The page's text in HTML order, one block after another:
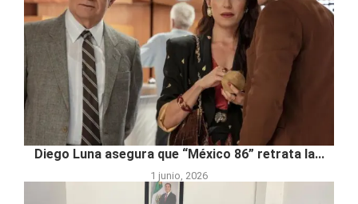
Diego Luna asegura que “México 86” retrata la...
1 junio, 2026